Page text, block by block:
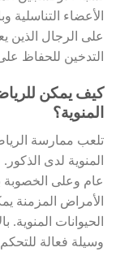
الأعضاء التناسلية
على الرجال الذين
التدخين للحفاظ
كيف يمكن
المنوية؟
تلعب ممارسة
المنوية لدى
عام وعلى الخصوبة
الأمراض المزمنة
الحيوانات المنوية.
وسيلة فعالة